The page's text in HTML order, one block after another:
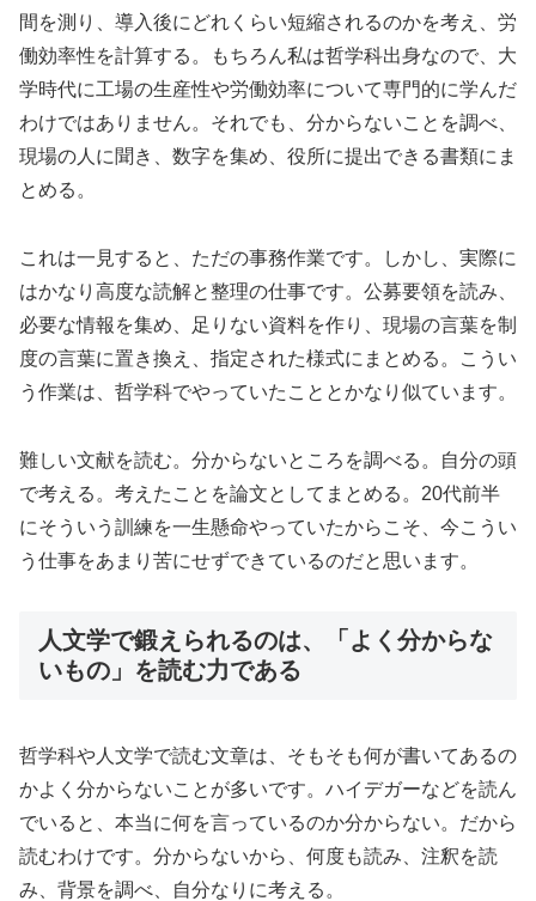
間を測り、導入後にどれくらい短縮されるのかを考え、労
働効率性を計算する。もちろん私は哲学科出身なので、大
学時代に工場の生産性や労働効率について専門的に学んだ
わけではありません。それでも、分からないことを調べ、
現場の人に聞き、数字を集め、役所に提出できる書類にま
とめる。
これは一見すると、ただの事務作業です。しかし、実際に
はかなり高度な読解と整理の仕事です。公募要領を読み、
必要な情報を集め、足りない資料を作り、現場の言葉を制
度の言葉に置き換え、指定された様式にまとめる。こうい
う作業は、哲学科でやっていたこととかなり似ています。
難しい文献を読む。分からないところを調べる。自分の頭
で考える。考えたことを論文としてまとめる。20代前半
にそういう訓練を一生懸命やっていたからこそ、今こうい
う仕事をあまり苦にせずできているのだと思います。
人文学で鍛えられるのは、「よく分からな
いもの」を読む力である
哲学科や人文学で読む文章は、そもそも何が書いてあるの
かよく分からないことが多いです。ハイデガーなどを読ん
でいると、本当に何を言っているのか分からない。だから
読むわけです。分からないから、何度も読み、注釈を読
み、背景を調べ、自分なりに考える。